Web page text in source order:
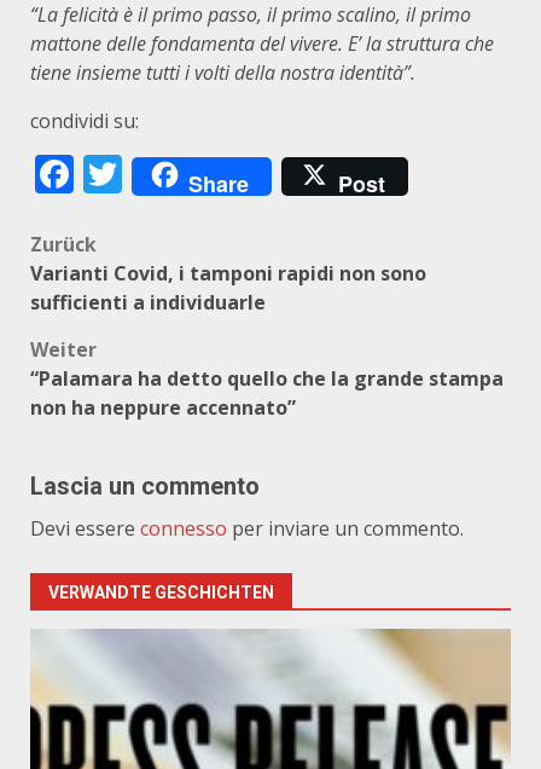
“La felicità è il primo passo, il primo scalino, il primo
mattone delle fondamenta del vivere. E’ la struttura che
tiene insieme tutti i volti della nostra identità”.
condividi su:
Facebook
Twitter
Share Post
Beitragsnavigation
Zurück
Varianti Covid, i tamponi rapidi non sono
sufficienti a individuarle
Weiter
“Palamara ha detto quello che la grande stampa
non ha neppure accennato”
Lascia un commento
Devi essere connesso per inviare un commento.
VERWANDTE GESCHICHTEN